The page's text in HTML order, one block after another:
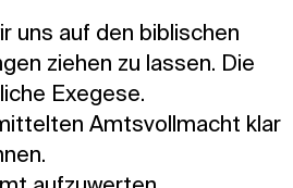
uns auf den biblischen
ziehen zu lassen. Die
Exegese.
Amtsvollmacht klar